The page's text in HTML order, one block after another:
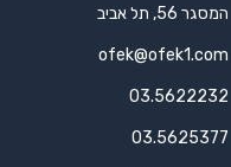
המסגר 56, תל אביב
ofek@ofek1.com
03.5622232
03.5625377